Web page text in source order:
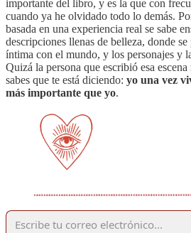
importante del libro, y es la que con
cuando ya he olvidado todo lo demás.
basada en una experiencia real se sabe
descripciones llenas de belleza, donde
íntima con el mundo, y los personajes y
Quizá la persona que escribió esa
sabes que te está diciendo: yo una vez
más importante que yo.